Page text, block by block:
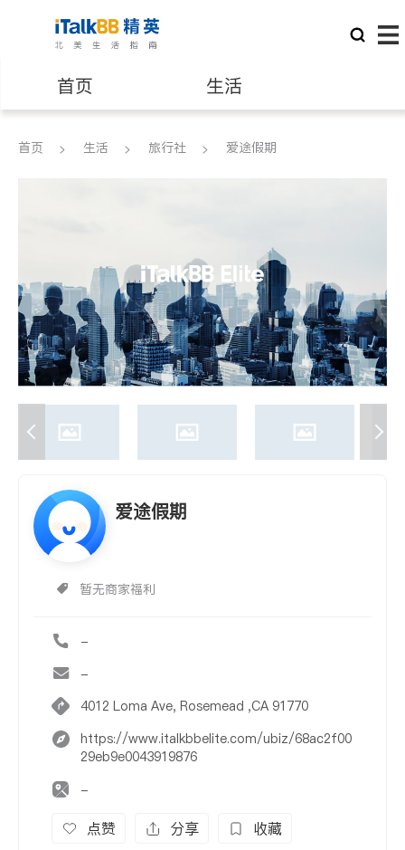
首页 生活
医生 律师
养老 非盈利组织
首页 生活 旅行社 爱途假期
爱途假期
暂无商家福利
-
-
4012 Loma Ave, Rosemead ,CA 91770
https://www.italkbbelite.com/ubiz/68ac2f00
29eb9e0043919876
-
点赞 分享 收藏